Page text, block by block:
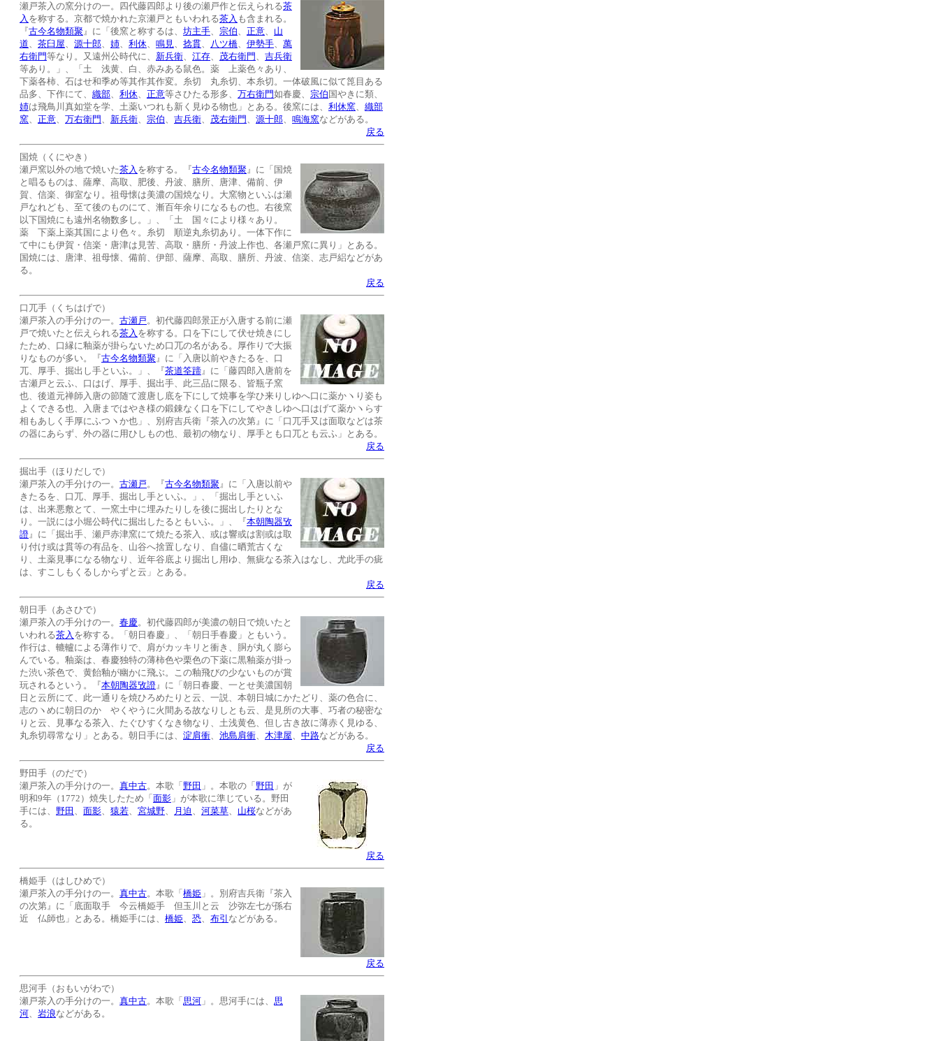
瀬戸茶入の窯分けの一。四代藤四郎より後の瀬戸作と伝えられる茶
入 を称する。京都で焼かれた京瀬戸ともいわれる茶入 も含まれる。
『古今名物類聚 』に「後窯と称するは、 坊主手、 宗伯、 正意、 山
道、 茶臼屋、 源十郎、 姉、 利休、 鳴見、 捻貫、 八ツ橋、 伊勢手、 萬
右衛門等なり。又遠州公時代に、 新兵衛、 江存、 茂右衛門 、 吉兵衛
等あり。」、「土 浅黄、白、赤みある鼠色。薬 上薬色々あり、
下薬各柿、石はせ和季め等其作其作変。糸切 丸糸切、本糸切。一体破風に似て箆目ある
品多、下作にて、 織部、 利休、 正意等さひたる形多、 万右衛門如春慶、 宗伯 国やきに類、
姉は飛鳥川真如堂を学、土薬いつれも新く見ゆる物也」とある。後窯には、 利休窯、 織部
窯、 正意、 万右衛門 、 新兵衛、 宗伯、 吉兵衛、 茂右衛門 、 源十郎、 鳴海窯などがある。
戻る
国焼（くにやき）
瀬戸窯以外の地で焼いた茶入 を称する。『古今名物類聚 』に「国焼
と唱るものは、薩摩、高取、肥後、丹波、膳所、唐津、備前、伊
賀、信楽、御室なり。祖母懐は美濃の国焼なり。大窯物といふは瀬
戸なれども、至て後のものにて、漸百年余りになるもの也。右後窯
以下国焼にも遠州名物数多し。」、「土 国々により様々あり。
薬 下薬上薬其国により色々。糸切 順逆丸糸切あり。一体下作に
て中にも伊賀・信楽・唐津は見苦、高取・膳所・丹波上作也、各瀬戸窯に異り」とある。
国焼には、唐津、祖母懐、備前、伊部、薩摩、高取、膳所、丹波、信楽、志戸絽などがあ
る。
戻る
口兀手（くちはげで）
瀬戸茶入の手分けの一。 古瀬戸。初代藤四郎景正が入唐する前に瀬
戸で焼いたと伝えられる茶入 を称する。口を下にして伏せ焼きにし
たため、口縁に釉薬が掛らないため口兀の名がある。厚作りで大振
りなものが多い。『古今名物類聚 』に「入唐以前やきたるを、口
兀、厚手、掘出し手といふ。」、『茶道筌蹄』に「藤四郎入唐前を
古瀬戸と云ふ、口はげ、厚手、掘出手、此三品に限る、皆瓶子窯
也、後道元禅師入唐の節随て渡唐し底を下にして焼事を学ひ来りしゆへ口に薬かヽり姿も
よくできる也、入唐まではやき様の鍛錬なく口を下にしてやきしゆへ口はげて薬かヽらす
相もあしく手厚にふつヽか也」、別府吉兵衛『茶入の次第』に「口兀手又は面取などは茶
の器にあらず、外の器に用ひしもの也、最初の物なり、厚手とも口兀とも云ふ」とある。
戻る
掘出手（ほりだしで）
瀬戸茶入の手分けの一。 古瀬戸。『古今名物類聚 』に「入唐以前や
きたるを、口兀、厚手、掘出し手といふ。」、「掘出し手といふ
は、出来悪敷とて、一窯土中に埋みたりしを後に掘出したりとな
り。一説には小堀公時代に掘出したるともいふ。」、『本朝陶器攷
證』に「掘出手、瀬戸赤津窯にて焼たる茶入、或は響或は割或は取
り付け或は貫等の有品を、山谷へ捨置しなり、自儘に晒荒古くな
り、土薬見事になる物なり、近年谷底より掘出し用ゆ、無疵なる茶入はなし、尤此手の疵
は、すこしもくるしからずと云」とある。
戻る
朝日手（あさひで）
瀬戸茶入の手分けの一。 春慶。初代藤四郎が美濃の朝日で焼いたと
いわれる茶入 を称する。「朝日春慶」、「朝日手春慶」ともいう。
作行は、轆轤による薄作りで、肩がカッキリと衝き、胴が丸く膨ら
んでいる。釉薬は、春慶独特の薄柿色や栗色の下薬に黒釉薬が掛っ
た渋い茶色で、黄飴釉が幽かに飛ぶ。この釉飛びの少ないものが賞
玩されるという。『本朝陶器攷證』に「朝日春慶、一とせ美濃国朝
日と云所にて、此一通りを焼ひろめたりと云、一説、本朝日城にかたどり、薬の色合に、
志のヽめに朝日のかゞやくやうに火間ある故なりしとも云、是見所の大事、巧者の秘密な
りと云、見事なる茶入、たぐひすくなき物なり、土浅黄色、但し古き故に薄赤く見ゆる、
丸糸切尋常なり」とある。朝日手には、 淀肩衝、 池島肩衝、 木津屋、 中路などがある。
戻る
野田手（のだで）
瀬戸茶入の手分けの一。 真中古。本歌「 野田 」。本歌の「 野田 」が
明和9年（1772）焼失したため「 面影 」が本歌に準じている。野田
手には、 野田 、 面影、 猿若、 宮城野、 月迫 、 河菜草、 山桜などがあ
る。
戻る
橋姫手（はしひめで）
瀬戸茶入の手分けの一。 真中古。本歌「 橋姫 」。別府吉兵衛『茶入
の次第』に「底面取手 今云橋姫手 但玉川と云 沙弥左七が孫右
近 仏師也」とある。橋姫手には、 橋姫、 恐、 布引 などがある。
戻る
思河手（おもいがわで）
瀬戸茶入の手分けの一。 真中古。本歌「 思河 」。思河手には、 思
河、 岩浪などがある。